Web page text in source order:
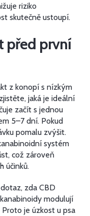
riziko
skutečně ustoupí.
před první
z konopí s nízkým
jaká je ideální
začít s jednou
5–7 dní. Pokud
pomalu zvýšit.
systém
což zároveň
účinků.
zda CBD
modulují
Proto je úzkost u psa